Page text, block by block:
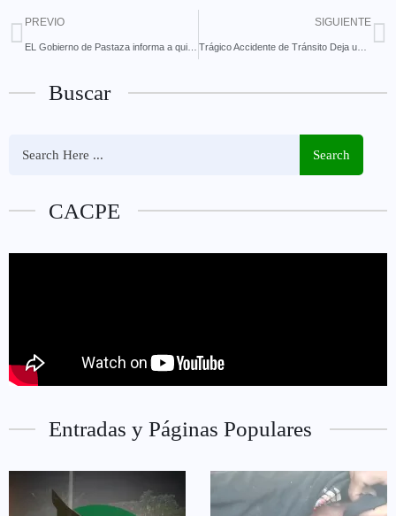
PREVIO SIGUIENTE
Trágico Accidente de Tránsito Deja un Fallecido en la Vía Puyo-Tena
Buscar
Search
CACPE
Entradas y Páginas Populares